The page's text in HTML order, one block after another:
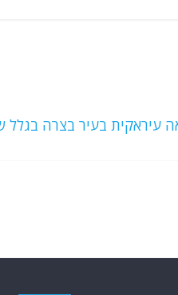
עיראקית בעיר בצרה בגלל